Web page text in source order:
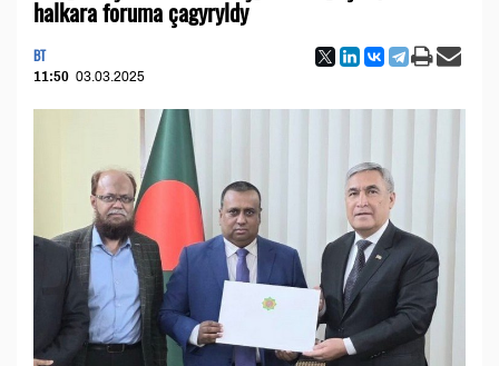
halkara foruma çagyryldy
BT
11:50 03.03.2025